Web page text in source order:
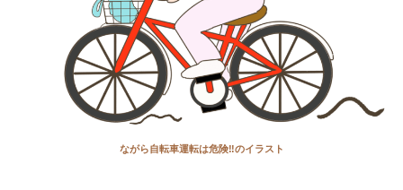
ながら自転車運転は危険‼のイラスト